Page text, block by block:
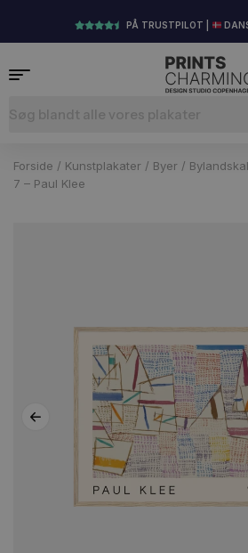
PÅ TRUSTPILOT |
Forside / Kunstplakater / Byer /
7 – Paul Klee